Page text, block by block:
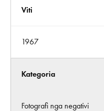
Viti
1967
Kategoria
Fotografi nga negativi